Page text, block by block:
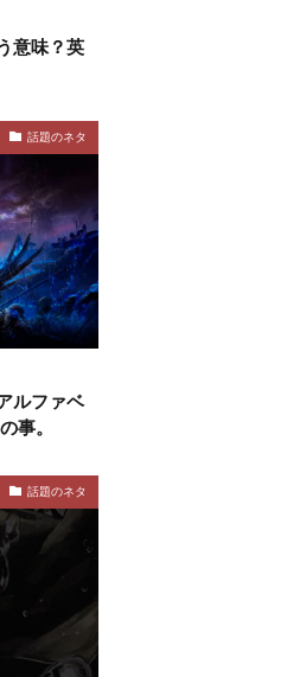
意味？英
話題のネタ
ルファベ
事。
話題のネタ